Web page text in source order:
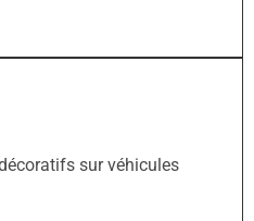
sur véhicules